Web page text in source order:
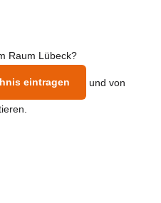
Raum Lübeck?
eintragen und von